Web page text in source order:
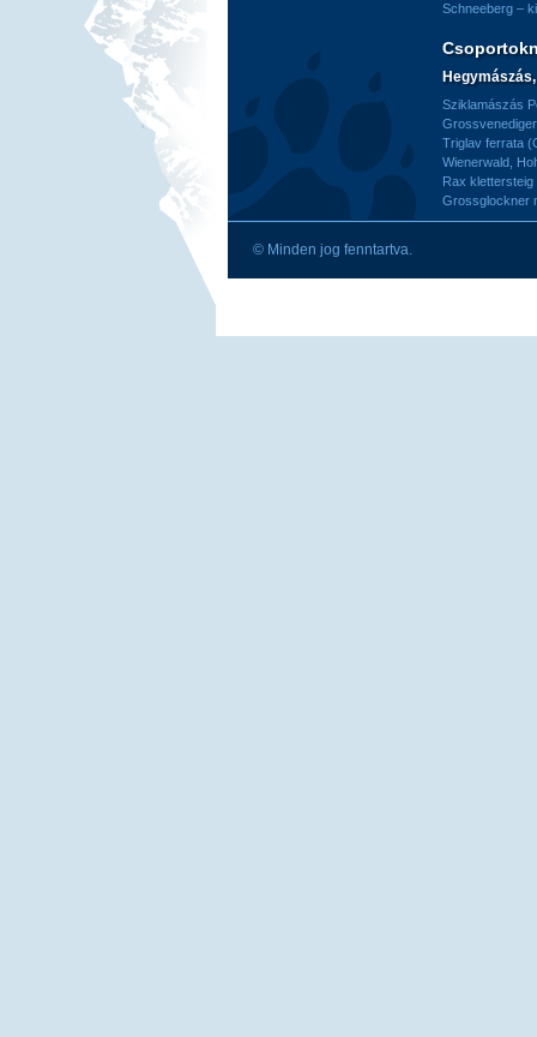
Schneeberg –
Sziklamászás
Triglav ferrata
Wienerwald,
Rax
Grossglockner
© Minden jog fenntartva.